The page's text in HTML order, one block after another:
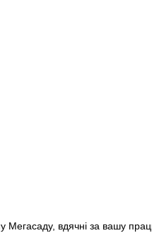
Мегасаду, вдячні за вашу